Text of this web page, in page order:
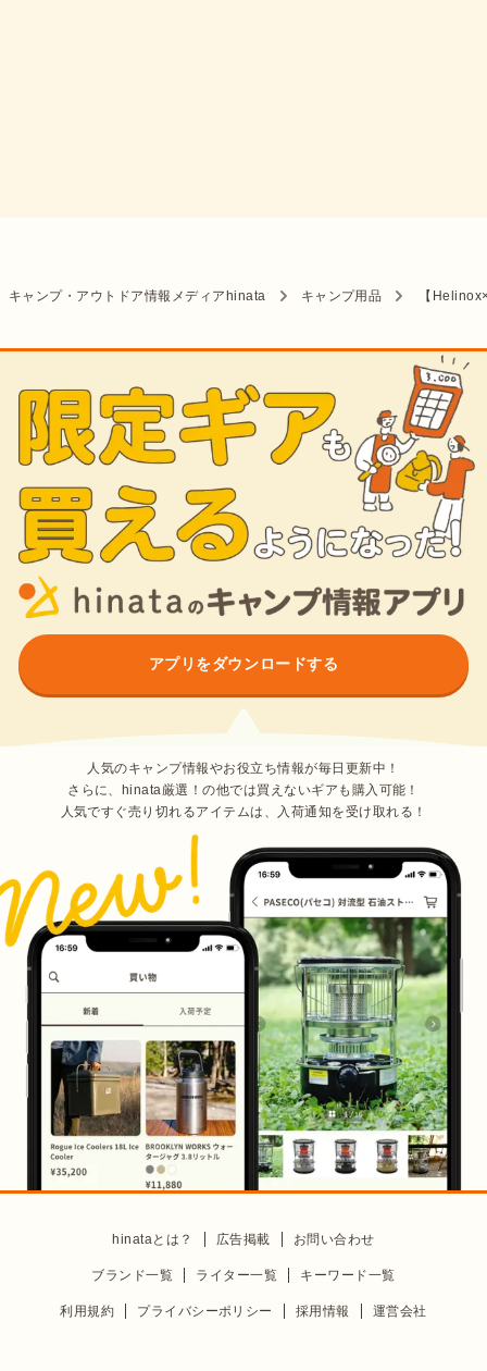
キャンプ・アウトドア情報メディアhinata キャンプ用品 【
アプリをダウンロードする
人気のキャンプ情報やお役立ち情報が毎日更新中！
さらに、hinata厳選！の他では買えないギアも購入可能！
人気ですぐ売り切れるアイテムは、入荷通知を受け取れる！
hinataとは？ 広告掲載 お問い合わせ
ブランド一覧 ライター一覧 キーワード一覧
利用規約 プライバシーポリシー 採用情報 運営会社